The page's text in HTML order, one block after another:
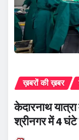
ख़बरों की ख़बर
केदारनाथ
श्रीनगर में 4 घंटे